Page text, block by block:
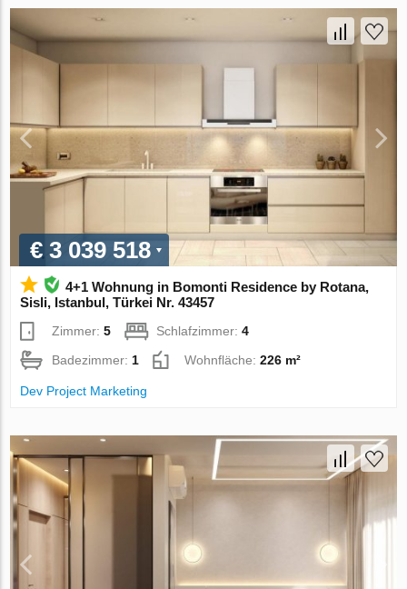
€ 3 039 518
4+1 Wohnung in Bomonti Residence by Rotana,
Sisli, Istanbul, Türkei Nr. 43457
Zimmer:5 Schlafzimmer:4
Badezimmer: 1 Wohnfläche:226 m²
Dev Project Marketing